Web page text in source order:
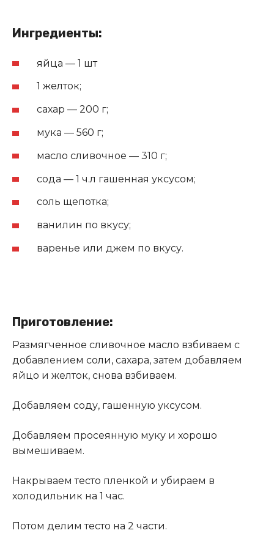
Ингредиенты:
яйца — 1 шт
1 желток;
сахар — 200 г;
мука — 560 г;
масло сливочное — 310 г;
сода — 1 ч.л гашенная уксусом;
соль щепотка;
ванилин по вкусу;
варенье или джем по вкусу.
Приготовление:
Размягченное сливочное масло взбиваем с
добавлением соли, сахара, затем добавляем
яйцо и желток, снова взбиваем.
Добавляем соду, гашенную уксусом.
Добавляем просеянную муку и хорошо
вымешиваем.
Накрываем тесто пленкой и убираем в
холодильник на 1 час.
Потом делим тесто на 2 части.